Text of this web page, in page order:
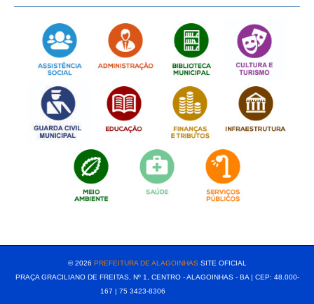
© 2026 PREFEITURA DE ALAGOINHASSITE OFICIAL
PRAÇA GRACILIANO DE FREITAS, Nº 1, CENTRO - ALAGOINHAS - BA | CEP: 48.000-
167 | 75 3423-8306⠀⠀⠀⠀⠀⠀⠀⠀⠀⠀